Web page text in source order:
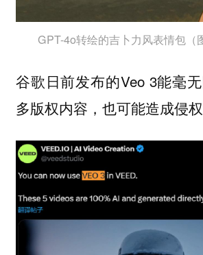
GPT-4o转绘的吉卜力风表情包（
谷歌日前发布的Veo 3能毫
多版权内容，也可能造成侵权